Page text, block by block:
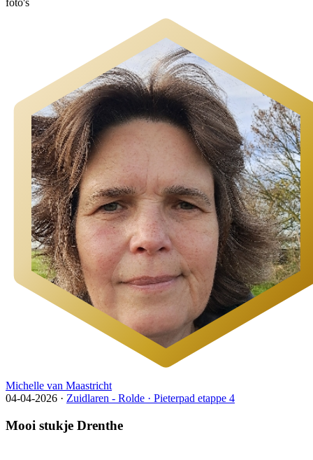
foto's
Michelle van Maastricht
04-04-2026 · Zuidlaren - Rolde · Pieterpad etappe 4
Mooi stukje Drenthe